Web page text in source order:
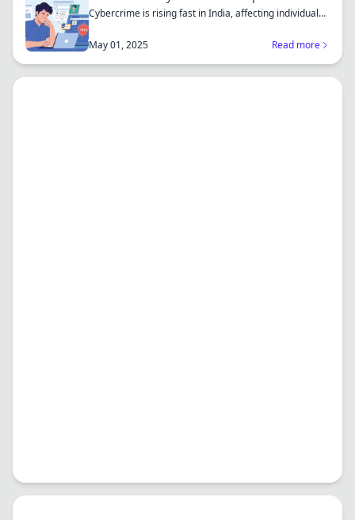
Cybercrime is rising fast in India, affecting individuals
May 01, 2025
Read more